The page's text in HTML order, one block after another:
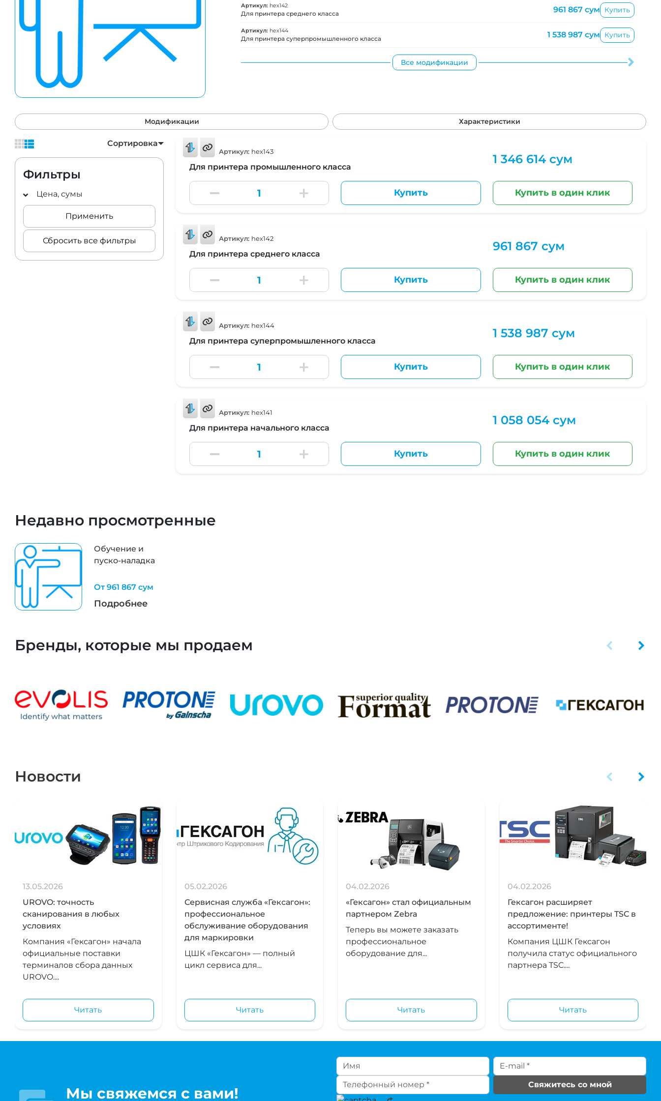
Артикул: hex142
Для принтера среднего класса 961 867 сум Купить
Артикул: hex144
Для принтера суперпромышленного класса 1 538 987 сум Купить
Все модификации
Модификации Характеристики
Сортировка
Фильтры
Цена, сумы
Применить
Сбросить все фильтры
Артикул: hex143
Для принтера промышленного класса
1 346 614 сум
Купить Купить в один клик
Артикул: hex142
Для принтера среднего класса
961 867 сум
Купить Купить в один клик
Артикул: hex144
Для принтера суперпромышленного класса
1 538 987 сум
Купить Купить в один клик
Артикул: hex141
Для принтера начального класса
1 058 054 сум
Купить Купить в один клик
Недавно просмотренные
Обучение и
пуско-наладка
От 961 867 сум
Подробнее
Бренды, которые мы продаем
Новости
13.05.2026
UROVO: точность
сканирования в любых
условиях
Компания «Гексагон» начала
официальные поставки
терминалов сбора данных
UROVO....
Читать
05.02.2026
Сервисная служба «Гексагон»:
профессиональное
обслуживание оборудования
для маркировки
ЦШК «Гексагон» — полный
цикл сервиса для...
Читать
04.02.2026
«Гексагон» стал официальным
партнером Zebra
Теперь вы можете заказать
профессиональное
оборудование для...
Читать
04.02.2026
Гексагон расширяет
предложение: принтеры TSC в
ассортименте!
Компания ЦШК Гексагон
получила статус официального
партнера TSC....
Читать
Мы свяжемся с вами! Свяжитесь со мной